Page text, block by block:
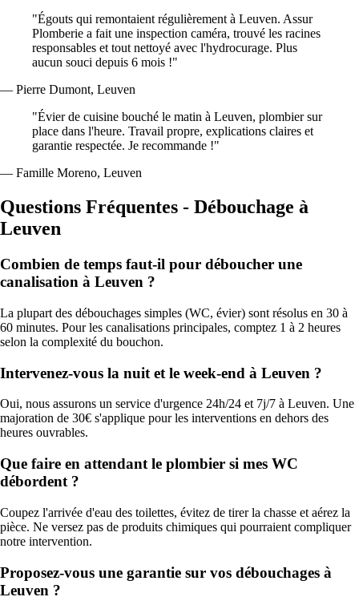
"Égouts qui remontaient régulièrement à Leuven. Assur
Plomberie a fait une inspection caméra, trouvé les racines
responsables et tout nettoyé avec l'hydrocurage. Plus
aucun souci depuis 6 mois !"
— Pierre Dumont, Leuven
"Évier de cuisine bouché le matin à Leuven, plombier sur
place dans l'heure. Travail propre, explications claires et
garantie respectée. Je recommande !"
— Famille Moreno, Leuven
Questions Fréquentes - Débouchage à
Leuven
Combien de temps faut-il pour déboucher une
canalisation à Leuven ?
La plupart des débouchages simples (WC, évier) sont résolus en 30 à
60 minutes. Pour les canalisations principales, comptez 1 à 2 heures
selon la complexité du bouchon.
Intervenez-vous la nuit et le week-end à Leuven ?
Oui, nous assurons un service d'urgence 24h/24 et 7j/7 à Leuven. Une
majoration de 30€ s'applique pour les interventions en dehors des
heures ouvrables.
Que faire en attendant le plombier si mes WC
débordent ?
Coupez l'arrivée d'eau des toilettes, évitez de tirer la chasse et aérez la
pièce. Ne versez pas de produits chimiques qui pourraient compliquer
notre intervention.
Proposez-vous une garantie sur vos débouchages à
Leuven ?